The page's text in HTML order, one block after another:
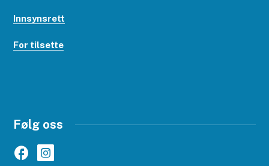
Innsynsrett
For tilsette
Følg oss
FacebookInstagram